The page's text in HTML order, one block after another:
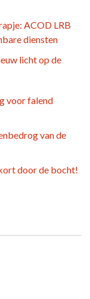
ACOD LRB
diensten
licht op de
voor falend
van de
door de bocht!